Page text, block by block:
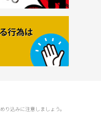
込みに注意しましょう。